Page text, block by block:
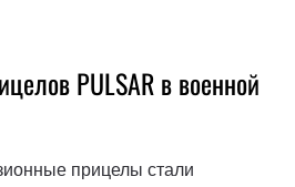
PULSAR в военной
прицелы стали